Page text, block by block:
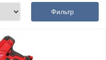
Фильтр